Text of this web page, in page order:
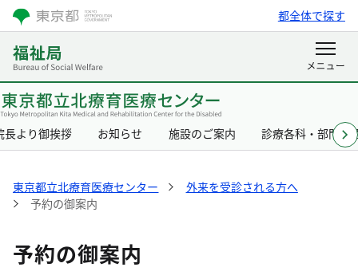
都全体で探す
長より御挨拶 お知らせ 施設のご案内 診療各科・部門の
東京都立北療育医療センター
外来を受診される方へ
予約の御案内
予約の御案内